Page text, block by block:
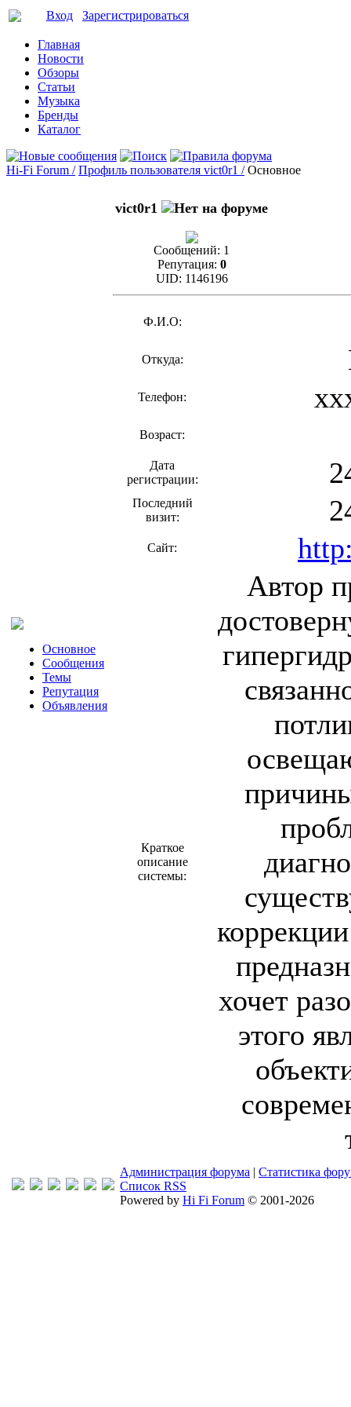
Вход Зарегистрироваться
Главная
Новости
Обзоры
Статьи
Музыка
Бренды
Каталог
Hi-Fi Forum / Профиль пользователя vict0r1 / Основное
Основное
Сообщения
Темы
Репутация
Объявления
vict0r1
Сообщений: 1
Репутация: 0
UID: 1146196
Ф.И.О:
Откуда:
Телефон:
Возраст:
Дата
регистрации:
Последний
визит:
Сайт:
Краткое
описание
системы:
Автор
хочет
этого
Администрация форума | Статистика
Список RSS
Powered by Hi Fi Forum © 2001-2026